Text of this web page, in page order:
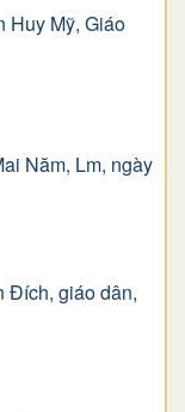
Huy Mỹ, Giáo
Năm, Lm, ngày
Ðích, giáo dân,